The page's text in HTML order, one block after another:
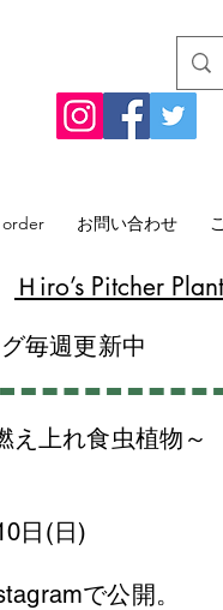
order お問い合わせ
Ｈiro’s Pitcher
毎週更新中
え上れ食虫植物～
日(日)
で公開。